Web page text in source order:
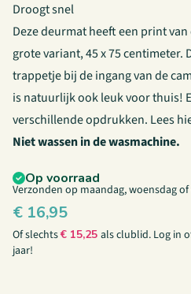
Droogt snel
Deze deurmat heeft een print
grote variant, 45 x 75 centimeter.
trappetje bij de ingang van de
is natuurlijk ook leuk voor thuis!
verschillende opdrukken. Lees
Niet wassen in de wasmachine.
Op voorraad
Verzonden op maandag, woensdag
€ 16,95
Of slechts€ 15,25 als clublid. Log in
jaar!